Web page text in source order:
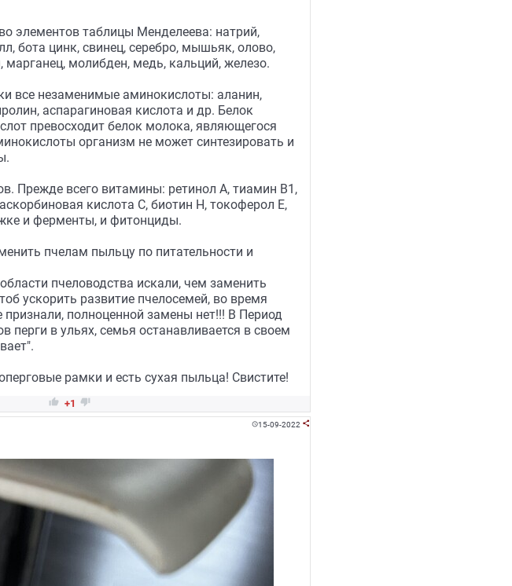
элементов таблицы Менделеева: натрий,
бота цинк, свинец, серебро, мышьяк, олово,
молибден, медь, кальций, железо.
все незаменимые аминокислоты: аланин,
аспарагиновая кислота и др. Белок
превосходит белок молока, являющегося
организм не может синтезировать и
Прежде всего витамины: ретинол А, тиамин В1,
кислота С, биотин Н, токоферол Е,
и ферменты, и фитонциды.
пчелам пыльцу по питательности и
пчеловодства искали, чем заменить
ускорить развитие пчелосемей, во время
полноценной замены нет!!! В Период
перги в ульях, семья останавливается в своем
рамки и есть сухая пыльца! Свистите!
 +1 
15-09-2022 